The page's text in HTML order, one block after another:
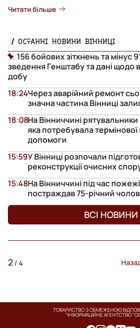
Читати більше
ОСТАННІ НОВИНИ ВІННИЦІ
156 бойових зіткнень та мінус
зведення Генштабу та дані щодо
добу
Через аварійний ремонт
значна частина Вінниці
18:24
На Вінниччині
яка потребувала
допомоги
18:08
У Вінниці розпочали
реконструкції очисних
15:59
На Вінниччині під час
постраждав 75-річний
15:48
ВСІ НОВИНИ
2 / 4
ТОВАРИСТВО З ОБМЕЖЕНОЮ
"ІНФОРМАЦІЙНЕ АГЕНТСТВО